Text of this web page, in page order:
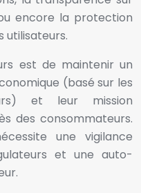
encore la protection
utilisateurs.
est de maintenir un
(basé sur les
et leur mission
des consommateurs.
une vigilance
et une auto-